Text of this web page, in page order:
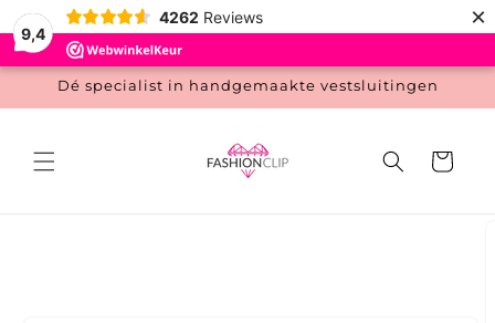
9,4
4262 Reviews ×
naar de
content
Dé specialist in handgemaakte vestsluitingen